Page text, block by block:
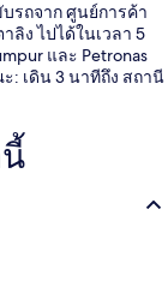
รถจาก ศูนย์การค้า
ลิง ไปได้ในเวลา 5
และ Petronas
: เดิน 3 นาทีถึง สถานี